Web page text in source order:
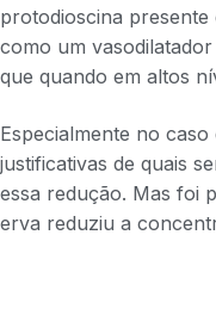
protodioscina
como um
que quando em altos
Especialmente no
justificativas de quais
essa redução. Mas foi
erva reduziu a